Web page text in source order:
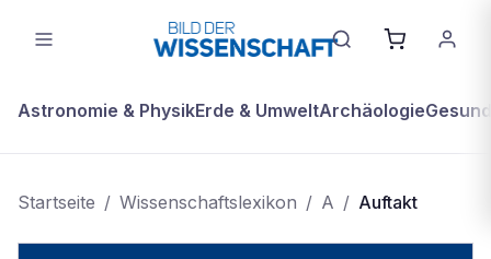
Astronomie & PhysikErde & UmweltArchäologie
Startseite / Wissenschaftslexikon / A / Auftakt